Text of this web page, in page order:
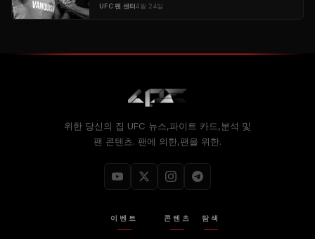
UFC팬 센터4월 24일
위한 당신의 집 UFC 뉴스,파이트 카드,분석 및
팬 콘텐츠. 팬에 의한,팬을 위한.
이벤트 콘텐츠 탐색